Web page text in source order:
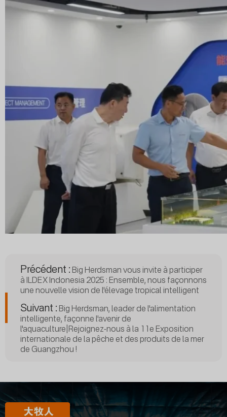
Précédent : Big Herdsman vous invite à participer
à ILDEX Indonesia 2025 : Ensemble, nous façonnons
une nouvelle vision de l'élevage tropical intelligent
Suivant : Big Herdsman, leader de l'alimentation
intelligente, façonne l'avenir de
l'aquaculture|Rejoignez-nous à la 11e Exposition
internationale de la pêche et des produits de la mer
de Guangzhou !